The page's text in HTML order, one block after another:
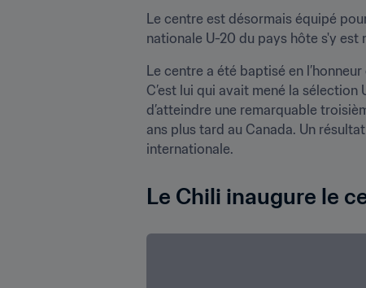
Le centre est désormais équipé
nationale U-20 du pays hôte s'y
Le centre a été baptisé en
C’est lui qui avait mené la sélection
d’atteindre une remarquable
ans plus tard au Canada. Un
internationale.
Le Chili inaugure le